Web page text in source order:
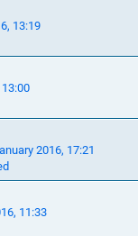
13:19
2016, 17:21
11:33